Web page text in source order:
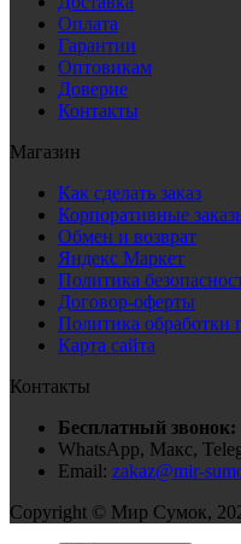
Оплата
Гарантии
Оптовикам
Доверие
Контакты
Магазин
Как сделать заказ
Корпоративные
Обмен и возврат
Яндекс Маркет
Политика
Договор-оферты
Политика обработки
Карта сайта
Контакты
Бесплатный звонок:
WhatsApp, Макс,
Email: zakaz@mir-
Copyright © Мир Сумок,